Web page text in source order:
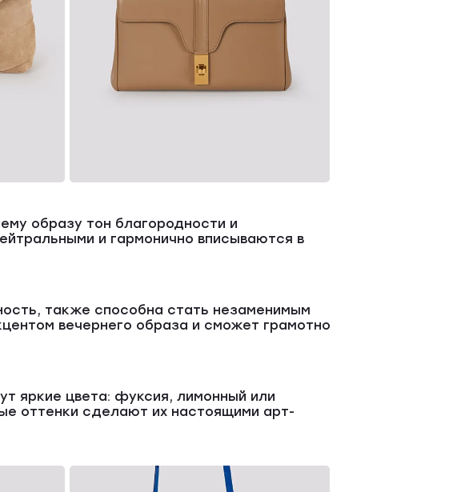
образу тон благородности и
и гармонично вписываются в
также способна стать незаменимым
вечернего образа и сможет грамотно
яркие цвета: фуксия, лимонный или
оттенки сделают их настоящими арт-